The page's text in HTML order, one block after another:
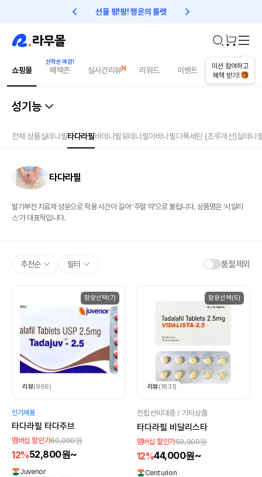
선물 팡!팡! 행운의 룰렛 친구초대 1만원 리워드!
미션 참여하고
혜택 받기!
쇼핑몰 혜택존 실시간리뷰 리워드 이벤트 건강매거진
성기능
전체 상품실데나필타다라필바데나필유데나필아바나필다폭세틴 (조루개선)실데나
타다라필
발기부전 치료제 성분으로 작용 시간이 길어 ‘주말 약’으로 불립니다. 상품명은 ‘시알리
스’가 대표적입니다.
추천순 필터 품절제외
함량선택(7)
리뷰(966)
인기제품
타다라필 타다주브
멤버십 할인가60,000원
12%52,800원~
Juvenor
함량선택(5)
리뷰(1831)
전립선비대증 / 기타상품
타다라필 비달리스타
멤버십 할인가50,000원
12%44,000원~
Centurion